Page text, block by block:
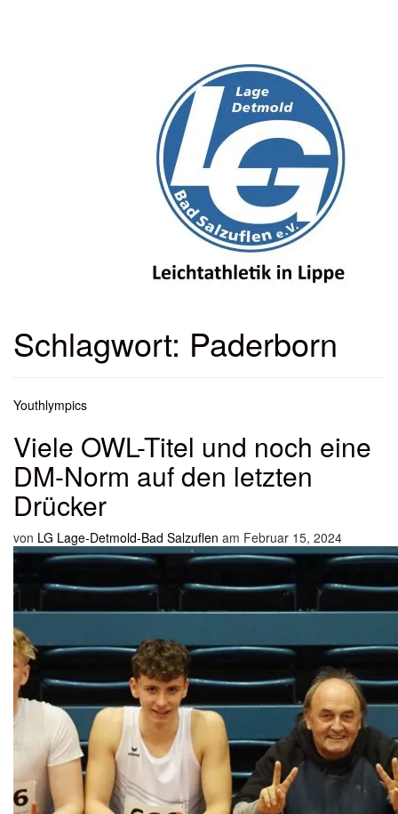
Schlagwort: Paderborn
Youthlympics
Viele OWL-Titel und noch eine
DM-Norm auf den letzten
Drücker
von LG Lage-Detmold-Bad Salzuflen am Februar 15, 2024